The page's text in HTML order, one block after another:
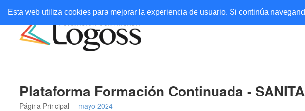
Esta web utiliza cookies para mejorar la experiencia de usuario. Si continúa
Plataforma Formación Continuada -
Página Principal mayo 2024